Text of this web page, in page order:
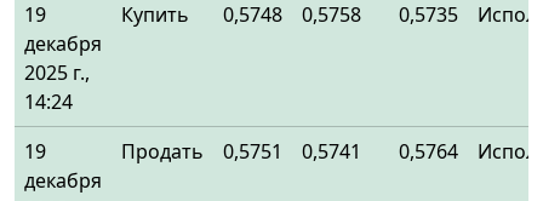
19
декабря
2025 г.,
14:24
Купить 0,5748 0,5758 0,5735
19
декабря
Продать 0,5751 0,5741 0,5764